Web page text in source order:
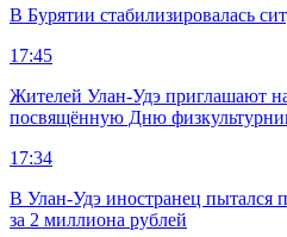
В Бурятии стабилизировалась
17:45
Жителей Улан-Удэ приглашают
посвящённую Дню
17:34
В Улан-Удэ иностранец пытался
за 2 миллиона рублей